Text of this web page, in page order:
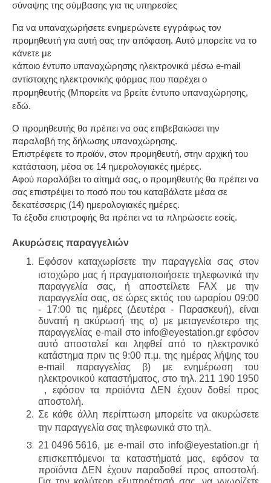
σύναψης της σύμβασης για τις υπηρεσίες
Για να υπαναχωρήσετε ενημερώνετε εγγράφως τον
προμηθευτή για αυτή σας την απόφαση. Αυτό μπορείτε να το
κάνετε με
κάποιο έντυπο υπαναχώρησης
αντίστοιχης ηλεκτρονικής φόρμας που παρέχει ο
προμηθευτής (Μπορείτε να βρείτε έντυπο υπαναχώρησης,
εδώ.
Ο προμηθευτής θα πρέπει να σας επιβεβαιώσει την
παραλαβή της δήλωσης υπαναχώρησης.
Επιστρέφετε το προϊόν, στον προμηθευτή, στην αρχική του
κατάσταση, μέσα σε 14 ημερολογιακές ημέρες.
Αφού παραλάβει το αίτημά σας, ο προμηθευτής θα πρέπει να
σας επιστρέψει το ποσό που του καταβάλατε μέσα σε
δεκατέσσερις (14) ημερολογιακές ημέρες.
Τα έξοδα επιστροφής θα πρέπει να τα πληρώσετε εσείς.
Ακυρώσεις παραγγελιών
Εφόσον καταχωρίσετε την παραγγελία σας στον
ιστοχώρο μας ή πραγματοποιήσετε τηλεφωνικά την
παραγγελία σας, ή αποστείλετε FAX με την
παραγγελία σας, σε ώρες εκτός του ωραρίου 09:00
- 17:00 τις ημέρες (Δευτέρα - Παρασκευή), είναι
δυνατή η ακύρωσή της α) με μεταγενέστερο της
παραγγελίας e-mail στο info@eyestation.gr εφόσον
αυτό αποσταλεί και ληφθεί από το ηλεκτρονικό
κατάστημα πριν τις 9:00 π.μ. της ημέρας λήψης του
e-mail παραγγελίας β) με ενημέρωση του
ηλεκτρονικού καταστήματος, στο τηλ. 211 190 1950
, εφόσον τα προϊόντα ΔΕΝ έχουν δοθεί προς
αποστολή.
Σε κάθε άλλη περίπτωση μπορείτε να ακυρώσετε
21 0496 5616, με e-mail στο info@eyestation.gr ή
επισκεπτόμενοι τα καταστήματά μας, εφόσον τα
προϊόντα ΔΕΝ έχουν παραδοθεί προς αποστολή.